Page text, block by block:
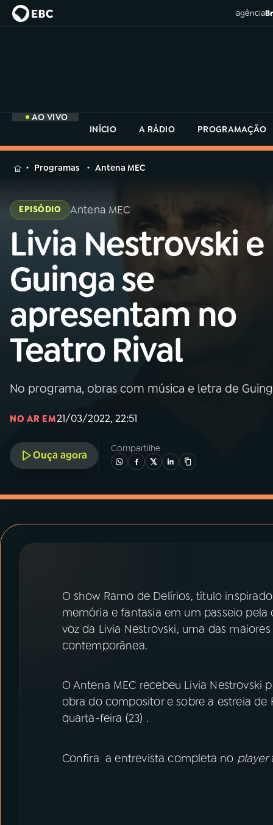
agência
AO VIVO
INÍCIO
A RÁDIO PROGRAMAÇÃO
MENU
Buscar
Rádio
MEC
Buscar
AO VIVO
01 INÍCIO
02A RÁDIO
03PROGRAMAÇÃO
05PODCASTS
ACOMPANHE A RÁDIO MEC
Instagram X
na
Rádio
MEC
Programas Antena MEC
EPISÓDIO Antena MEC
Livia Nestrovski e
Guinga se
apresentam no
Teatro Rival
No programa, obras com música e letra de
NO AR EM21/03/2022, 22:51
Ouça agora
Compartilhe
O show Ramo de Delírios, título
memória e fantasia em um passeio
voz da Livia Nestrovski, uma das
contemporânea.
O Antena MEC recebeu Livia
obra do compositor e sobre a estreia de
quarta-feira (23) .
Confira a entrevista completa no player